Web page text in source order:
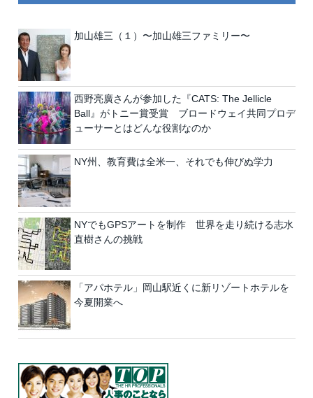
加山雄三（１）〜加山雄三ファミリー〜
西野亮廣さんが参加した『CATS: The Jellicle
Ball』がトニー賞受賞 ブロードウェイ共同プロデ
ューサーとはどんな役割なのか
NY州、教育費は全米一、それでも伸びぬ学力
NYでもGPSアートを制作 世界を走り続ける志水
直樹さんの挑戦
「アパホテル」岡山駅近くに新リゾートホテルを
今夏開業へ